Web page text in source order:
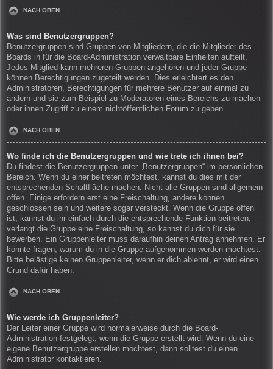
NACH OBEN
Was sind Benutzergruppen?
Benutzergruppen sind Gruppen von Mitgliedern, die die Mitglieder des
Boards in für die Board-Administration verwaltbare Einheiten aufteilt.
Jedes Mitglied kann mehreren Gruppen angehören und jeder Gruppe
können Berechtigungen zugeteilt werden. Dies erleichtert es den
Administratoren, Berechtigungen für mehrere Benutzer auf einmal zu
ändern und sie zum Beispiel zu Moderatoren eines Bereichs zu machen
oder ihnen Zugriff zu einem nichtöffentlichen Forum zu geben.
NACH OBEN
Wo finde ich die Benutzergruppen und wie trete ich ihnen bei?
Du findest die Benutzergruppen unter „Benutzergruppen“ im persönlichen
Bereich. Wenn du einer beitreten möchtest, kannst du dies mit der
entsprechenden Schaltfläche machen. Nicht alle Gruppen sind allgemein
offen. Einige erfordern erst eine Freischaltung, andere können
geschlossen sein und weitere sogar versteckt. Wenn die Gruppe offen
ist, kannst du ihr einfach durch die entsprechende Funktion beitreten;
verlangt die Gruppe eine Freischaltung, so kannst du dich für sie
bewerben. Ein Gruppenleiter muss daraufhin deinen Antrag annehmen. Er
könnte fragen, warum du in die Gruppe aufgenommen werden möchtest.
Bitte belästige keinen Gruppenleiter, wenn er dich ablehnt, er wird einen
Grund dafür haben.
NACH OBEN
Wie werde ich Gruppenleiter?
Der Leiter einer Gruppe wird normalerweise durch die Board-
Administration festgelegt, wenn die Gruppe erstellt wird. Wenn du eine
eigene Benutzergruppe erstellen möchtest, dann solltest du einen
Administrator kontaktieren.